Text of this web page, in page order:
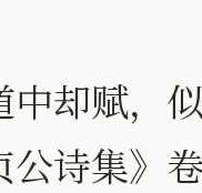
中却赋，
公诗集》